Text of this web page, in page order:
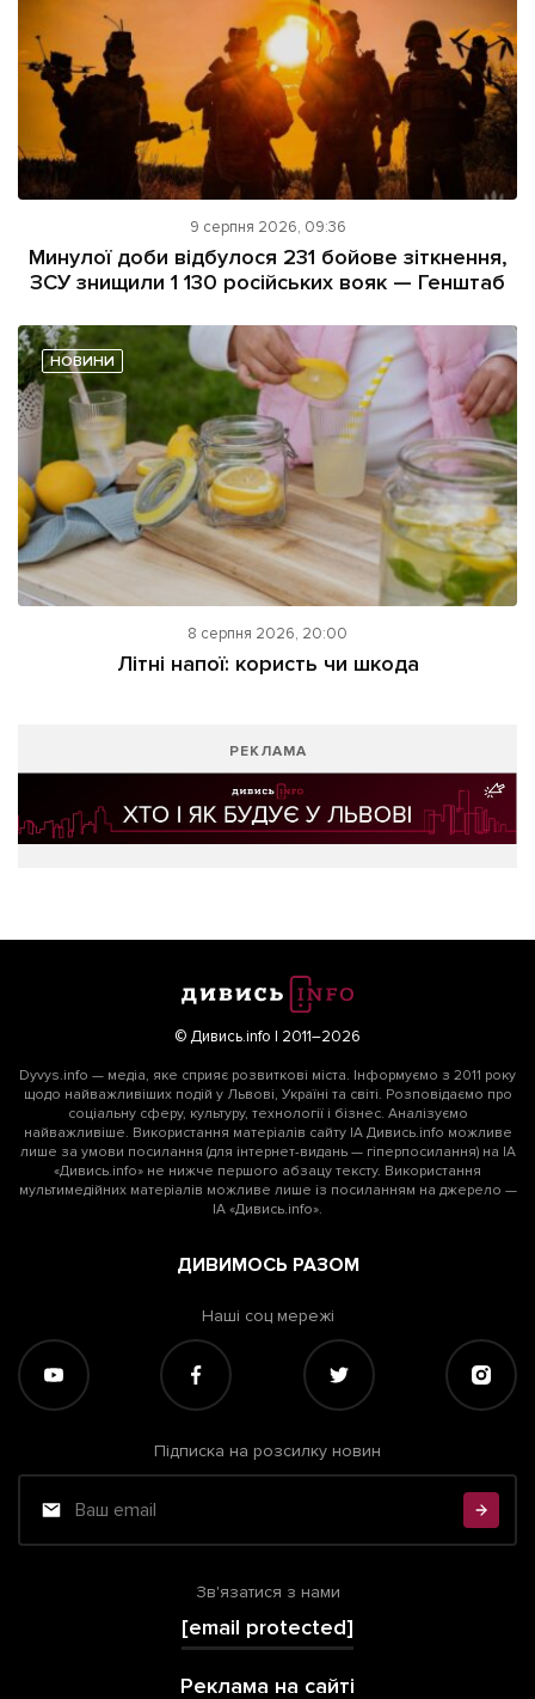
9 серпня 2026, 09:36
Минулої доби відбулося 231 бойове зіткнення,
ЗСУ знищили 1 130 російських вояк — Генштаб
НОВИНИ
8 серпня 2026, 20:00
Літні напої: користь чи шкода
РЕКЛАМА
© Дивись.info | 2011–2026
Dyvys.info — медіа, яке сприяє розвиткові міста. Інформуємо з 2011 року
щодо найважливіших подій у Львові, Україні та світі. Розповідаємо про
соціальну сферу, культуру, технології і бізнес. Аналізуємо
найважливіше. Використання матеріалів сайту ІА Дивись.info можливе
лише за умови посилання (для інтернет-видань — гіперпосилання) на ІА
«Дивись.info» не нижче першого абзацу тексту. Використання
мультимедійних матеріалів можливе лише із посиланням на джерело —
ІА «Дивись.info».
ДИВИМОСЬ РАЗОМ
Наші соц мережі
Підписка на розсилку новин
Зв'язатися з нами
[email protected]
Реклама на сайті